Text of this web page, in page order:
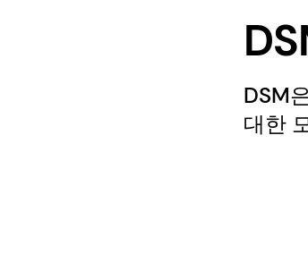
DSM
대한